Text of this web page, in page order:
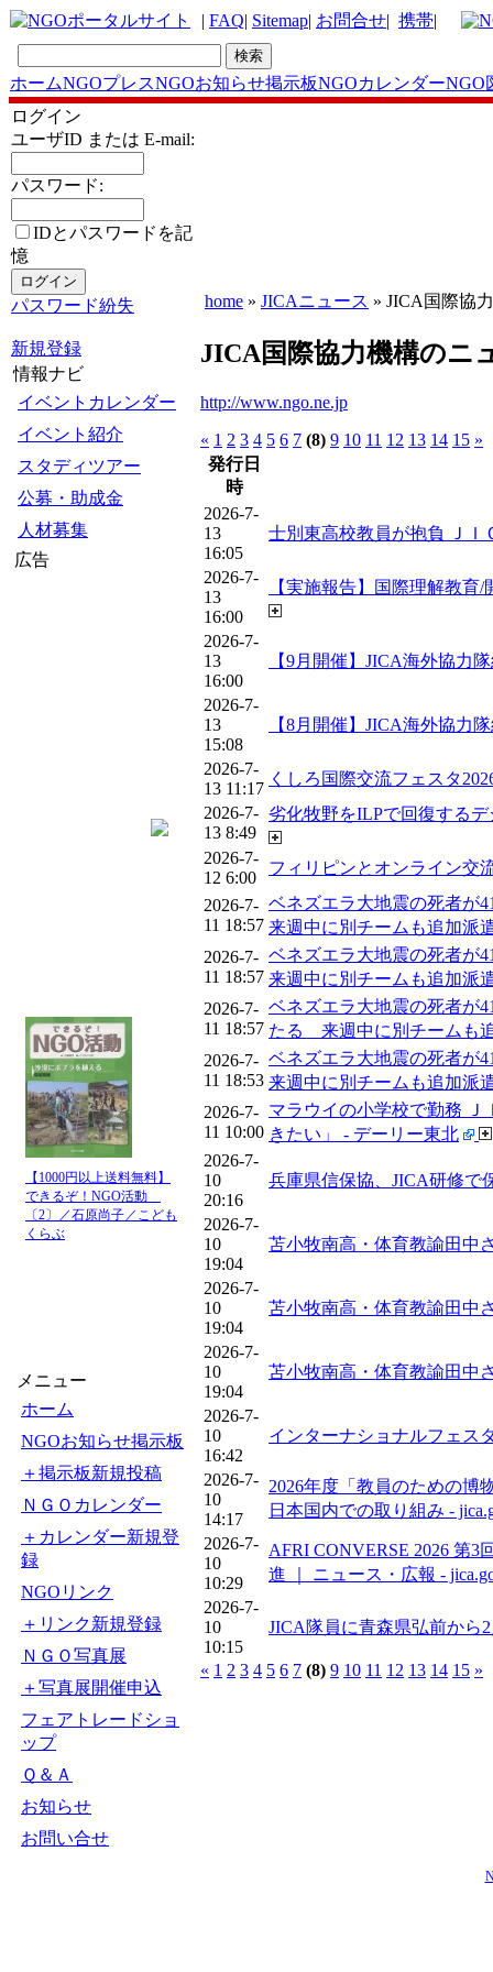
| FAQ| Sitemap| お問合せ| 携帯|
ホームNGOプレスNGOお知らせ掲示板NGOカレンダーNGO
ログイン
ユーザID または E-mail:
パスワード:
IDとパスワードを記
憶
パスワード紛失
新規登録
情報ナビ
イベントカレンダー
イベント紹介
スタディツアー
公募・助成金
人材募集
広告
【1000円以上送料無料】
できるぞ！NGO活動
〔2〕／石原尚子／こども
くらぶ
メニュー
ホーム
NGOお知らせ掲示板
＋掲示板新規投稿
ＮＧＯカレンダー
＋カレンダー新規登
録
NGOリンク
＋リンク新規登録
ＮＧＯ写真展
＋写真展開催申込
フェアトレードショ
ップ
Ｑ＆Ａ
お知らせ
お問い合せ
home » JICAニュース » JICA国際協
JICA国際協力機構のニ
http://www.ngo.ne.jp
« 1 2 3 4 5 6 7 (8) 9 10 11 12 13 14 15 »
発行日
時
2026-7-
13
16:05
士別東高校教員が抱負 ＪＩ
2026-7-
13
16:00
【実施報告】国際理解教育
2026-7-
13
16:00
【9月開催】JICA海外協力
2026-7-
13
15:08
【8月開催】JICA海外協力
2026-7-
13 11:17
くしろ国際交流フェスタ
2026-7-
13 8:49
劣化牧野をILPで回復する
2026-7-
12 6:00
フィリピンとオンライン交
2026-7-
11 18:57
ベネズエラ大地震の死者が
来週中に別チームも追加派
2026-7-
11 18:57
ベネズエラ大地震の死者が
来週中に別チームも追加派
2026-7-
11 18:57
ベネズエラ大地震の死者
たる 来週中に別チームも
2026-7-
11 18:53
ベネズエラ大地震の死者が
来週中に別チームも追加派
2026-7-
11 10:00
マラウイの小学校で勤務
きたい」 - デーリー東北
2026-7-
10
20:16
兵庫県信保協、JICA研修で
2026-7-
10
19:04
苫小牧南高・体育教諭田中
2026-7-
10
19:04
苫小牧南高・体育教諭田中
2026-7-
10
19:04
苫小牧南高・体育教諭田
2026-7-
10
16:42
インターナショナルフェス
2026-7-
10
14:17
2026年度「教員のための
日本国内での取り組み -
2026-7-
10
10:29
AFRI CONVERSE 2026 第
進 ｜ ニュース・広報 -
2026-7-
10
10:15
JICA隊員に青森県弘前から
« 1 2 3 4 5 6 7 (8) 9 10 11 12 13 14 15 »